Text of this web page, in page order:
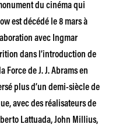
du cinéma qui
est décédé le 8 mars à
avec Ingmar
dans l’introduction de
Forcede J. J. Abrams en
plus d’un demi-siècle de
avec des réalisateurs de
Lattuada, John Millius,